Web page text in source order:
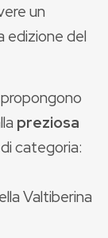
un
edizione del
preziosa
categoria:
Valtiberina